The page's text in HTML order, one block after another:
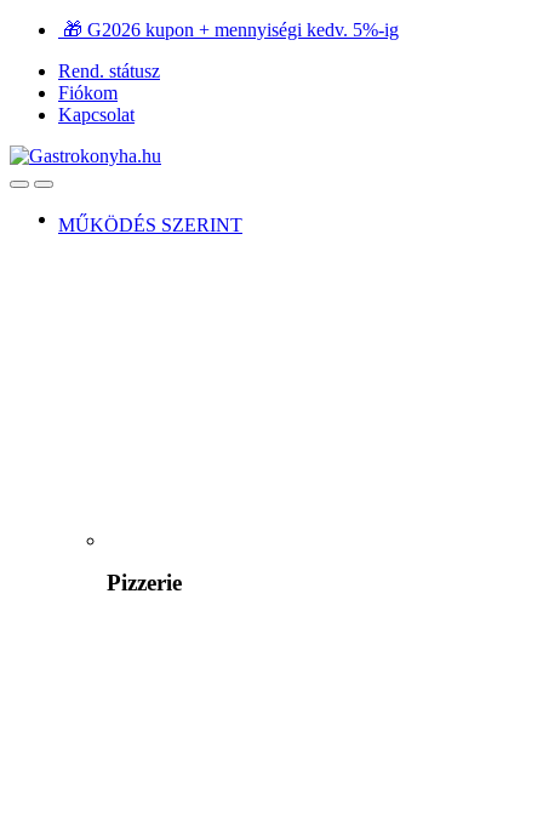
Ugrás
navigációhoz
Ugrás
tartalomra
🎁 G2026 kupon + mennyiségi kedv. 5%-ig
Rend. státusz
Fiókom
Kapcsolat
OpenClose
MŰKÖDÉS SZERINT
Pizzerie